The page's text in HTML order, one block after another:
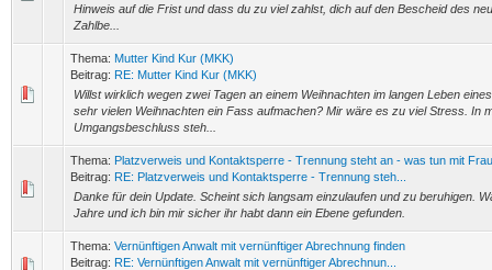
Hinweis auf die Frist und dass du zu viel zahlst, dich auf den Bescheid des
Zahlbe...
Thema: Mutter Kind Kur (MKK)
Beitrag: RE: Mutter Kind Kur (MKK)
Willst wirklich wegen zwei Tagen an einem Weihnachten im langen Leben
sehr vielen Weihnachten ein Fass aufmachen? Mir wäre es zu viel Stress. In
Umgangsbeschluss steh...
Thema: Platzverweis und Kontaktsperre - Trennung steht an - was tun mit
Beitrag: RE: Platzverweis und Kontaktsperre - Trennung steh...
Danke für dein Update. Scheint sich langsam einzulaufen und zu beruhigen.
Jahre und ich bin mir sicher ihr habt dann ein Ebene gefunden.
Thema: Vernünftigen Anwalt mit vernünftiger Abrechnung finden
Beitrag: RE: Vernünftigen Anwalt mit vernünftiger Abrechnun...